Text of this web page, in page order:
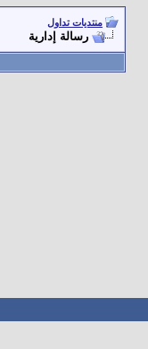
منتديات تداول
رسالة إدارية